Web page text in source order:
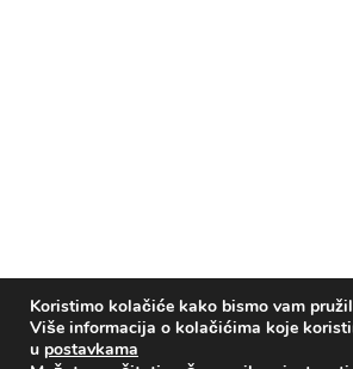
Koristimo kolačiće kako bismo vam
Više informacija o kolačićima koje
u postavkama